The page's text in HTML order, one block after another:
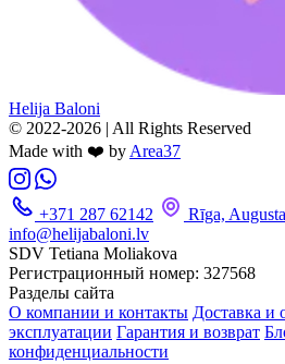
Helija Baloni
© 2022-2026 | All Rights Reserved
Made with ❤️ byArea37
+371 287 62142
Rīga,
info@helijabaloni.lv
SDV Tetiana Moliakova
Регистрационный номер: 327568
Разделы сайта
О компании и контакты Доставка и
эксплуатации Гарантия и возврат
конфиденциальности